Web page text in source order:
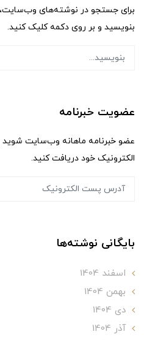
برای جستجو در نوشته‌های وب‌سایت،
بنویسید و بر روی دکمه کلیک کنید.
عضویت خبرنامه
عضو خبرنامه ماهانه وب‌سایت شوید
الکترونیک خود دریافت کنید.
بایگانی نوشته‌ها
اسفند 1404
بهمن 1404
دی 1404
آذر 1404